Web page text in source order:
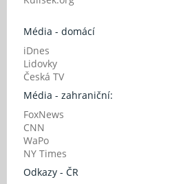
Média - domácí
iDnes
Lidovky
Česká TV
Média - zahraniční:
FoxNews
CNN
WaPo
NY Times
Odkazy - ČR